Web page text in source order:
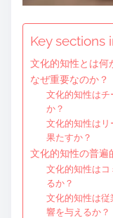
Key sections
文化的知性とは何
なぜ重要なのか？
文化的知性はチ
か？
文化的知性はリ
果たすか？
文化的知性の普遍
文化的知性は
るか？
文化的知性は従
響を与えるか？